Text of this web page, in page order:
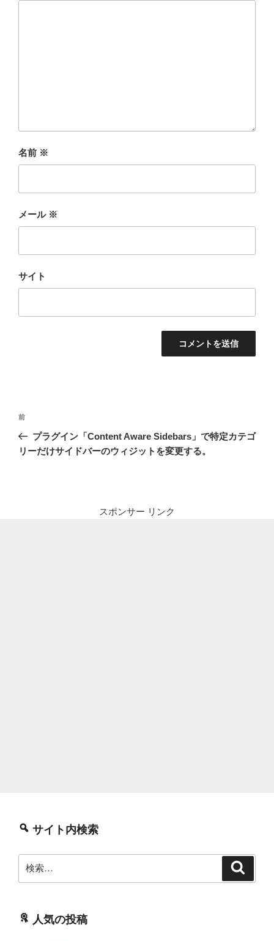
名前 ※
メール ※
サイト
投
ナ
前
の
投
前
プラグイン「Content Aware Sidebars」で特定カテゴ
リーだけサイドバーのウィジットを変更する。
スポンサー リンク
サイト内検索
索:
人気の投稿